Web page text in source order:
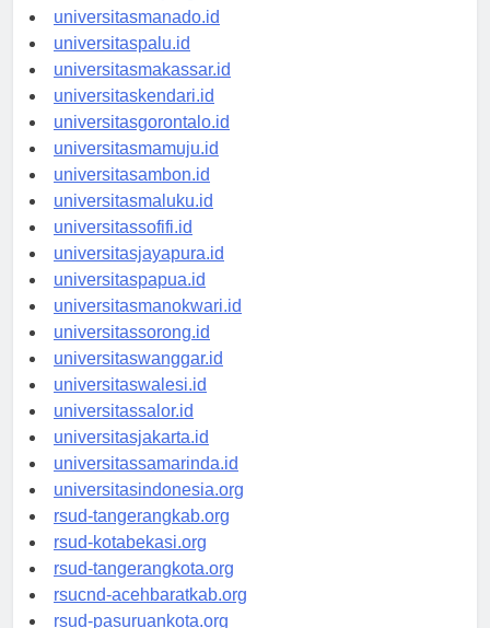
universitastanjungselor.id
universitasmanado.id
universitaspalu.id
universitasmakassar.id
universitaskendari.id
universitasgorontalo.id
universitasmamuju.id
universitasambon.id
universitasmaluku.id
universitassofifi.id
universitasjayapura.id
universitaspapua.id
universitasmanokwari.id
universitassorong.id
universitaswanggar.id
universitaswalesi.id
universitassalor.id
universitasjakarta.id
universitassamarinda.id
universitasindonesia.org
rsud-tangerangkab.org
rsud-kotabekasi.org
rsud-tangerangkota.org
rsucnd-acehbaratkab.org